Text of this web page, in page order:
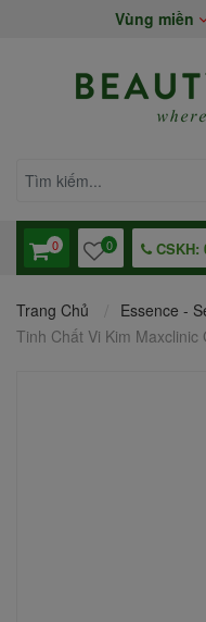
Vùng miền
0 0 CSKH:
Trang Chủ
Essence -
Tinh Chất Vi Kim Maxclinic